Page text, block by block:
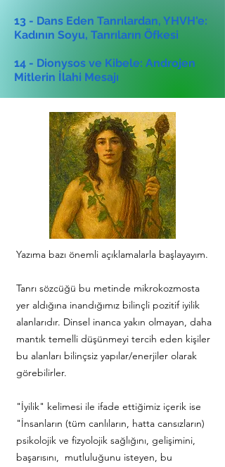
13 - Dans Eden Tanrılardan, YHVH'e:
Kadının Soyu, Tanrıların Öfkesi
14 - Dionysos ve Kibele: Androjen
Mitlerin İlahi Mesajı
Yazıma bazı önemli açıklamalarla başlayayım.
Tanrı sözcüğü bu metinde mikrokozmosta
yer aldığına inandığımız bilinçli pozitif iyilik
alanlarıdır. Dinsel inanca yakın olmayan, daha
mantık temelli düşünmeyi tercih eden kişiler
bu alanları bilinçsiz yapılar/enerjiler olarak
görebilirler.
"İyilik" kelimesi ile ifade ettiğimiz içerik ise
"İnsanların (tüm canlıların, hatta cansızların)
psikolojik ve fizyolojik sağlığını, gelişimini,
başarısını, mutluluğunu isteyen, bu